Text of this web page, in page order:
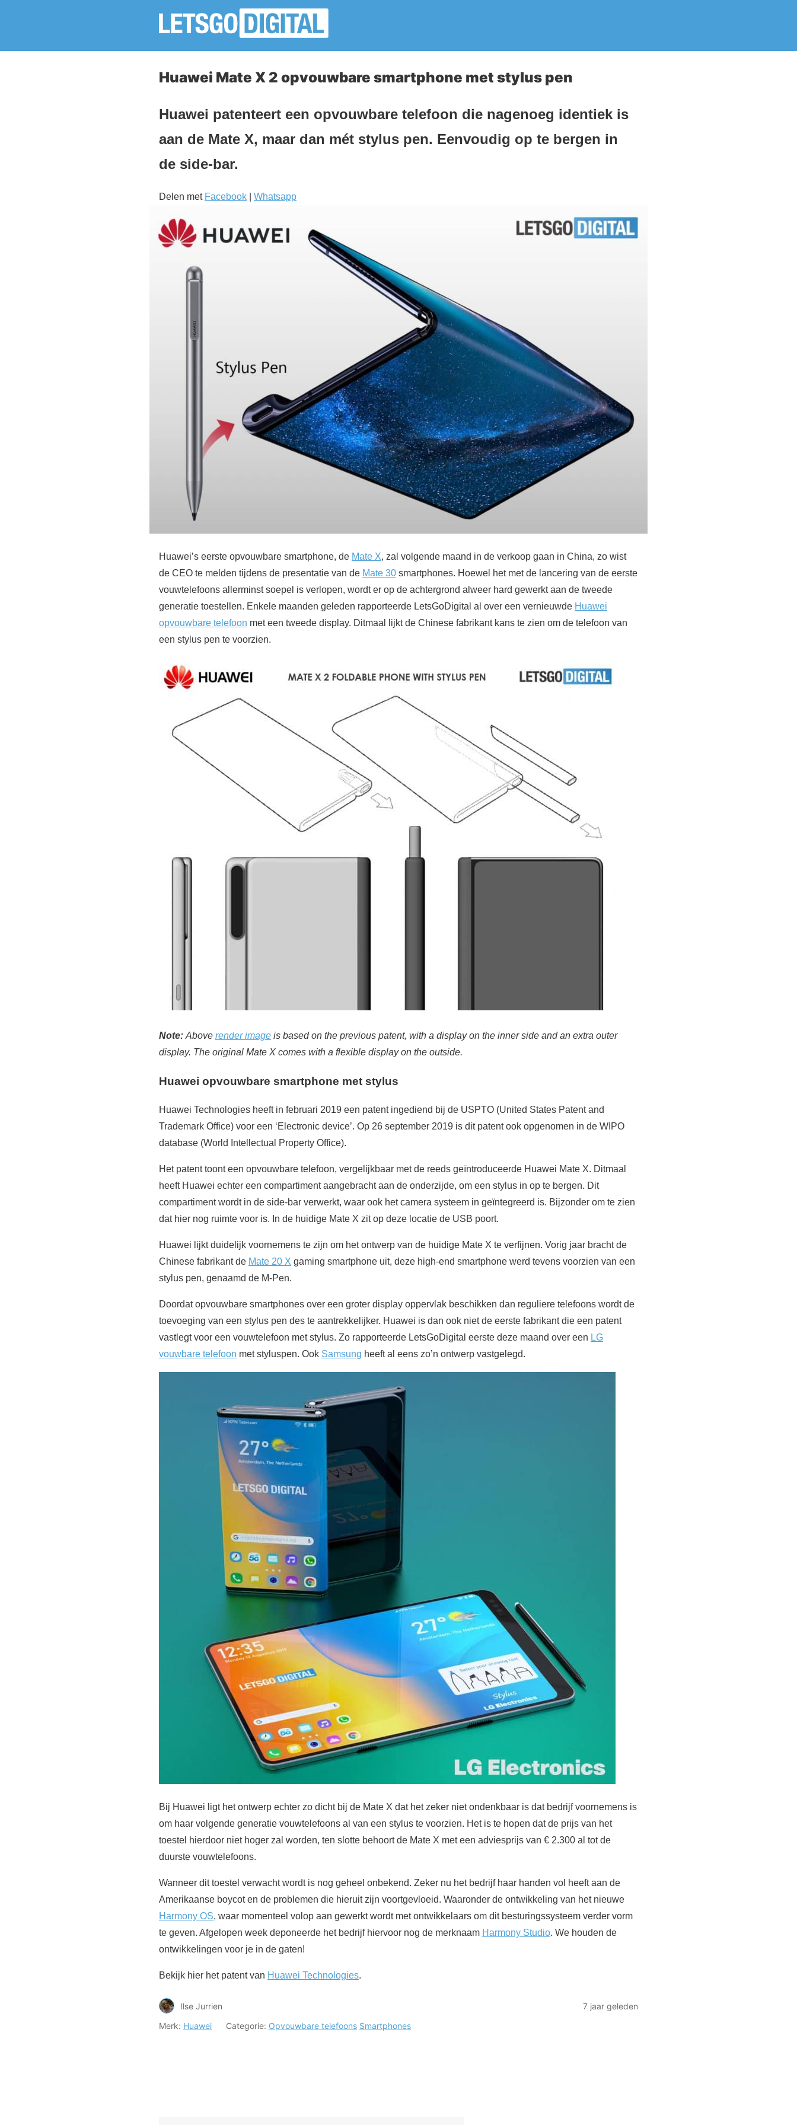
Huawei Mate X 2 opvouwbare smartphone met stylus pen
Huawei patenteert een opvouwbare telefoon die nagenoeg identiek is
aan de Mate X, maar dan mét stylus pen. Eenvoudig op te bergen in
de side-bar.
Delen met Facebook Whatsapp
Huawei’s eerste opvouwbare smartphone, de Mate X, zal volgende maand in de verkoop gaan in China, zo wist
de CEO te melden tijdens de presentatie van de Mate 30 smartphones. Hoewel het met de lancering van de eerste
vouwtelefoons allerminst soepel is verlopen, wordt er op de achtergrond alweer hard gewerkt aan de tweede
generatie toestellen. Enkele maanden geleden rapporteerde LetsGoDigital al over een vernieuwde Huawei
opvouwbare telefoon met een tweede display. Ditmaal lijkt de Chinese fabrikant kans te zien om de telefoon van
een stylus pen te voorzien.
Note: Above render image is based on the previous patent, with a display on the inner side and an extra outer
display. The original Mate X comes with a flexible display on the outside.
Huawei opvouwbare smartphone met stylus
Huawei Technologies heeft in februari 2019 een patent ingediend bij de USPTO (United States Patent and
Trademark Office) voor een ‘Electronic device’. Op 26 september 2019 is dit patent ook opgenomen in de WIPO
database (World Intellectual Property Office).
Het patent toont een opvouwbare telefoon, vergelijkbaar met de reeds geïntroduceerde Huawei Mate X. Ditmaal
heeft Huawei echter een compartiment aangebracht aan de onderzijde, om een stylus in op te bergen. Dit
compartiment wordt in de side-bar verwerkt, waar ook het camera systeem in geïntegreerd is. Bijzonder om te zien
dat hier nog ruimte voor is. In de huidige Mate X zit op deze locatie de USB poort.
Huawei lijkt duidelijk voornemens te zijn om het ontwerp van de huidige Mate X te verfijnen. Vorig jaar bracht de
Chinese fabrikant de Mate 20 X gaming smartphone uit, deze high-end smartphone werd tevens voorzien van een
stylus pen, genaamd de M-Pen.
Doordat opvouwbare smartphones over een groter display oppervlak beschikken dan reguliere telefoons wordt de
toevoeging van een stylus pen des te aantrekkelijker. Huawei is dan ook niet de eerste fabrikant die een patent
vastlegt voor een vouwtelefoon met stylus. Zo rapporteerde LetsGoDigital eerste deze maand over een LG
vouwbare telefoon met styluspen. Ook Samsung heeft al eens zo’n ontwerp vastgelegd.
Bij Huawei ligt het ontwerp echter zo dicht bij de Mate X dat het zeker niet ondenkbaar is dat bedrijf voornemens is
om haar volgende generatie vouwtelefoons al van een stylus te voorzien. Het is te hopen dat de prijs van het
toestel hierdoor niet hoger zal worden, ten slotte behoort de Mate X met een adviesprijs van € 2.300 al tot de
duurste vouwtelefoons.
Wanneer dit toestel verwacht wordt is nog geheel onbekend. Zeker nu het bedrijf haar handen vol heeft aan de
Amerikaanse boycot en de problemen die hieruit zijn voortgevloeid. Waaronder de ontwikkeling van het nieuwe
Harmony OS, waar momenteel volop aan gewerkt wordt met ontwikkelaars om dit besturingssysteem verder vorm
te geven. Afgelopen week deponeerde het bedrijf hiervoor nog de merknaam Harmony Studio. We houden de
ontwikkelingen voor je in de gaten!
Bekijk hier het patent van Huawei Technologies.
Ilse Jurrien
7 jaar geleden
Merk: Huawei Categorie: Opvouwbare telefoons Smartphones